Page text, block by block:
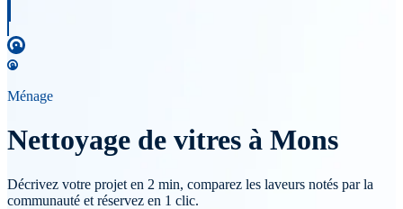
Ménage
Nettoyage de vitres à Mons
Décrivez votre projet en 2 min, comparez les laveurs notés par la
communauté et réservez en 1 clic.